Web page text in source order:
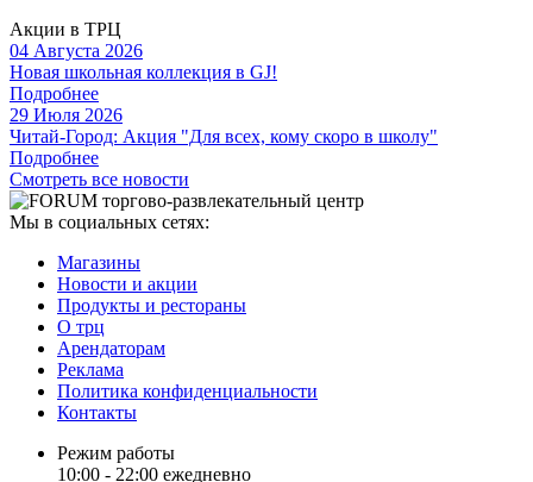
Акции в ТРЦ
04 Августа 2026
Новая школьная коллекция в GJ!
Подробнее
29 Июля 2026
Читай-Город: Акция "Для всех, кому скоро в школу"
Подробнее
Смотреть все новости
Мы в социальных сетях:
Магазины
Новости и акции
Продукты и рестораны
О трц
Арендаторам
Реклама
Политика конфиденциальности
Контакты
Режим работы
10:00 - 22:00 ежедневно